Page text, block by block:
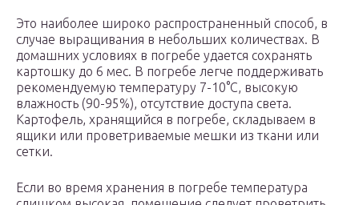
Это наиболее широко распространенный способ, в
случае выращивания в небольших количествах. В
домашних условиях в погребе удается сохранять
картошку до 6 мес. В погребе легче поддерживать
рекомендуемую температуру 7-10°C, высокую
влажность (90-95%), отсутствие доступа света.
Картофель, хранящийся в погребе, складываем в
ящики или проветриваемые мешки из ткани или
сетки.
Если во время хранения в погребе температура